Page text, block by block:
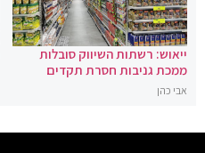
ייאוש: רשתות השיווק סובלות
ממכת גניבות חסרת תקדים
אבי כהן